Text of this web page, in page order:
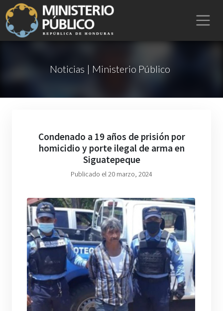
Noticias | Ministerio Público
Condenado a 19 años de prisión por
homicidio y porte ilegal de arma en
Siguatepeque
Publicado el 20 marzo, 2024